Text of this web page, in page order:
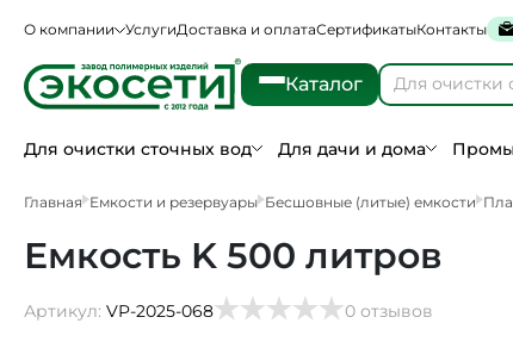
О компании УслугиДоставка и оплатаСертификатыКонтакты
Каталог
Для очистки сточных вод Для дачи и дома
Главная Емкости и резервуары Бесшовные (литые) емкости
Емкость K 500 литров
Артикул: VP-2025-068 0 отзывов